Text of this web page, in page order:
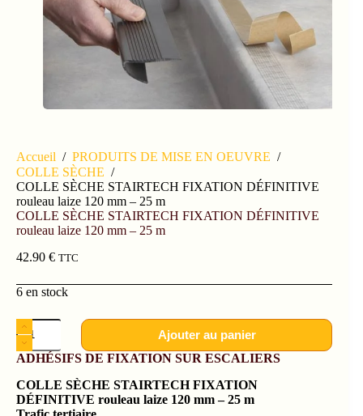
Accueil / PRODUITS DE MISE EN OEUVRE /
COLLE SÈCHE /
COLLE SÈCHE STAIRTECH FIXATION DÉFINITIVE
rouleau laize 120 mm – 25 m
COLLE SÈCHE STAIRTECH FIXATION DÉFINITIVE
rouleau laize 120 mm – 25 m
42.90 € TTC
6 en stock
Ajouter au panier
ADHÉSIFS DE FIXATION SUR ESCALIERS
COLLE SÈCHE STAIRTECH FIXATION
DÉFINITIVE rouleau laize 120 mm – 25 m